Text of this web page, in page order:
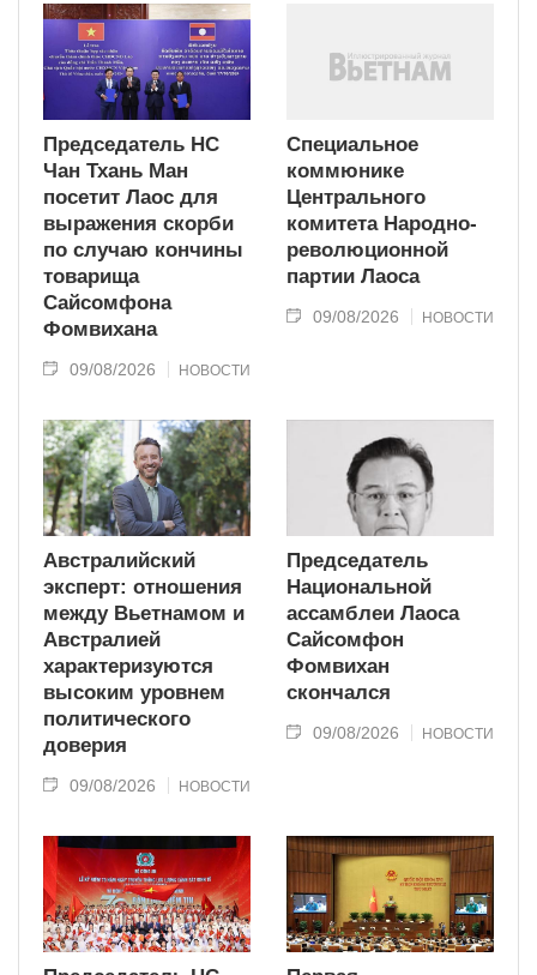
Председатель НС
Чан Тхань Ман
посетит Лаос для
выражения скорби
по случаю кончины
товарища
Сайсомфона
Фомвихана
09/08/2026 НОВОСТИ
Специальное
коммюнике
Центрального
комитета Народно-
революционной
партии Лаоса
09/08/2026 НОВОСТИ
Австралийский
эксперт: отношения
между Вьетнамом и
Австралией
характеризуются
высоким уровнем
политического
доверия
09/08/2026 НОВОСТИ
Председатель
Национальной
ассамблеи Лаоса
Сайсомфон
Фомвихан
скончался
09/08/2026 НОВОСТИ